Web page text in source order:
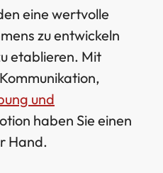
eine wertvolle
zu entwickeln
etablieren. Mit
und
haben Sie einen
Hand.